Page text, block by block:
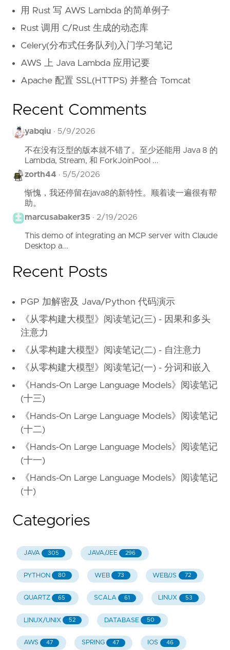
用 Rust 写 AWS Lambda 的简单例子
Rust 调用 C/Rust 生成的动态库
Celery(分布式任务队列)入门学习笔记
AWS 上 Java Lambda 应用记要
Apache 配置 SSL(HTTPS) 并整合 Tomcat
Recent Comments
yabqiu · 5/9/2026
不在没有泛型的版本就不错了。至少还能用 Java 8 的
Lambda, Stream, 和 ForkJoinPool ...
zorth44 · 5/5/2026
惭愧，我还停留在java8的新特性。顺着读一遍很有帮
助。
marcusabaker35 · 2/19/2026
This demo of integrating an MCP server with Claude
Desktop a...
Recent Posts
PGP 加解密及 Java/Python 代码演示
《从零构建大模型》阅读笔记(三) - 因果和多头
注意力
《从零构建大模型》阅读笔记(二) - 自注意力
《从零构建大模型》阅读笔记(一) - 分词和嵌入
《Hands-On Large Language Models》阅读笔记
(十三)
《Hands-On Large Language Models》阅读笔记
(十二)
《Hands-On Large Language Models》阅读笔记
(十一)
《Hands-On Large Language Models》阅读笔记
(十)
Categories
JAVA 305 JAVA/JEE 296
PYTHON 80 WEB 73 WEB/JS 72
QUARTZ 65 SCALA 61 LINUX 53
LINUX/UNIX 52 DATABASE 50
AWS 47 SPRING 47 IOS 46